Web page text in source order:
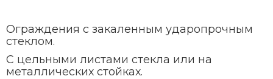
Ограждения с закаленным ударопрочным
стеклом.
С цельными листами стекла или на
металлических стойках.